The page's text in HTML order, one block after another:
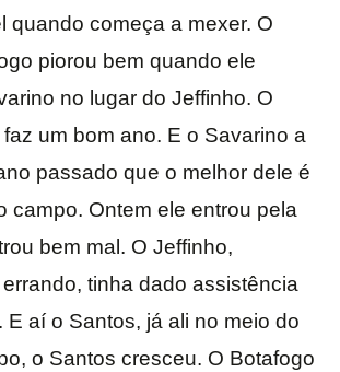
quando começa a mexer. O
piorou bem quando ele
no lugar do Jeffinho. O
um bom ano. E o Savarino a
passado que o melhor dele é
campo. Ontem ele entrou pela
bem mal. O Jeffinho,
tinha dado assistência
E aí o Santos, já ali no meio do
o Santos cresceu. O Botafogo